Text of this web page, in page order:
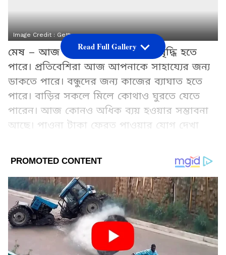
Image Credit : Getty
মেষ – আজ অতিরিক্ত পরিশ্রমে রাগ বৃদ্ধি হতে
পারে। প্রতিবেশিরা আজ আপনাকে সাহায্যের জন্য
ডাকতে পারে। বন্ধুদের জন্য কাজের ব্যাঘাত হতে
পারে। বাড়ির সকলে মিলে কোথাও ঘুরতে যেতে
পারেন। আজ কোনও অধিক ব্যয় হওয়ার সম্ভাবনা
আছে। পাওনা টাকা ফেরত পাওয়ার যোগ দেখা
অনটনের যোগ রয়েছে। সম্মান প্রতিপত্তি বাড়তে
পারে। চেষ্টা না করলে ব্যবসায় কোনও সফলতা
পাবেন না।
আপনার শুভ রং লাল । শুভ দিক দক্ষিণ দিক ।শুভ
নম্বর -৯৩ শুভ পাথার লাল প্রবাল ।
Add Asianetnews Bangla as a Preferred
Read Full Gallery